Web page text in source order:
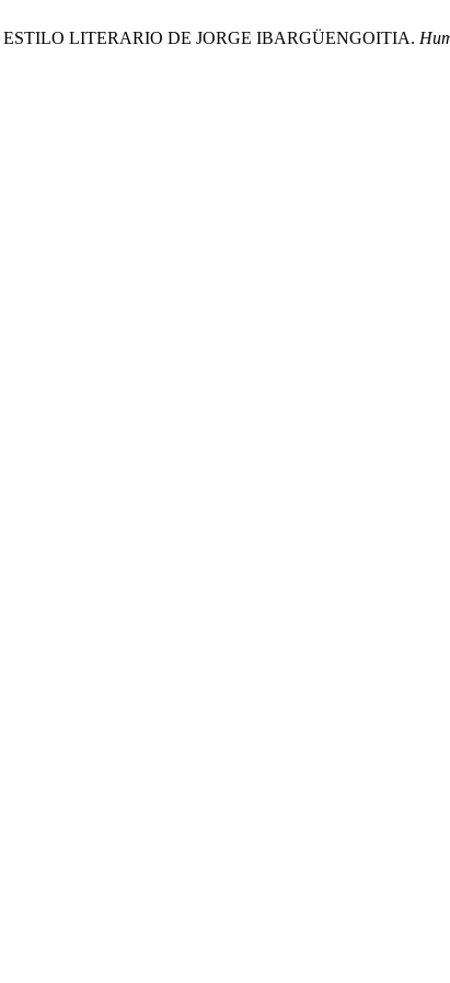
LITERARIO DE JORGE IBARGÜENGOITIA.